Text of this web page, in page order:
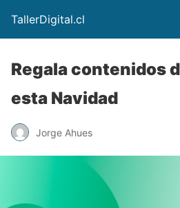
TallerDigital.cl
Regala contenidos
esta Navidad
Jorge Ahues